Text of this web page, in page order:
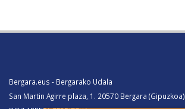
Bergara.eus - Bergarako Udala
San Martin Agirre plaza, 1. 20570 Bergara (Gipuzkoa)